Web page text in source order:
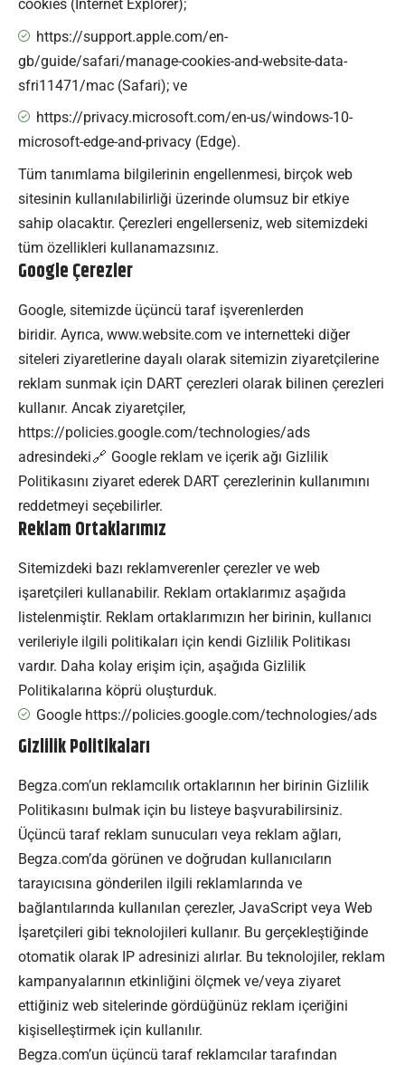
cookies (Internet Explorer);
https://support.apple.com/en-
gb/guide/safari/manage-cookies-and-website-data-
sfri11471/mac (Safari); ve
https://privacy.microsoft.com/en-us/windows-10-
microsoft-edge-and-privacy (Edge).
Tüm tanımlama bilgilerinin engellenmesi, birçok web
sitesinin kullanılabilirliği üzerinde olumsuz bir etkiye
sahip olacaktır. Çerezleri engellerseniz, web sitemizdeki
tüm özellikleri kullanamazsınız.
Google Çerezler
Google, sitemizde üçüncü taraf işverenlerden
biridir. Ayrıca, www.website.com ve internetteki diğer
siteleri ziyaretlerine dayalı olarak sitemizin ziyaretçilerine
reklam sunmak için DART çerezleri olarak bilinen çerezleri
kullanır. Ancak ziyaretçiler,
https://policies.google.com/technologies/ads
adresindeki
Google reklam ve içerik ağı Gizlilik
Politikasını ziyaret ederek DART çerezlerinin kullanımını
reddetmeyi seçebilirler.
Reklam Ortaklarımız
Sitemizdeki bazı reklamverenler çerezler ve web
işaretçileri kullanabilir. Reklam ortaklarımız aşağıda
listelenmiştir. Reklam ortaklarımızın her birinin, kullanıcı
verileriyle ilgili politikaları için kendi Gizlilik Politikası
vardır. Daha kolay erişim için, aşağıda Gizlilik
Politikalarına köprü oluşturduk.
Google https://policies.google.com/technologies/ads
Gizlilik Politikaları
Begza.com’un reklamcılık ortaklarının her birinin Gizlilik
Politikasını bulmak için bu listeye başvurabilirsiniz.
Üçüncü taraf reklam sunucuları veya reklam ağları,
Begza.com’da görünen ve doğrudan kullanıcıların
tarayıcısına gönderilen ilgili reklamlarında ve
bağlantılarında kullanılan çerezler, JavaScript veya Web
İşaretçileri gibi teknolojileri kullanır. Bu gerçekleştiğinde
otomatik olarak IP adresinizi alırlar. Bu teknolojiler, reklam
kampanyalarının etkinliğini ölçmek ve/veya ziyaret
ettiğiniz web sitelerinde gördüğünüz reklam içeriğini
kişiselleştirmek için kullanılır.
Begza.com’un üçüncü taraf reklamcılar tarafından